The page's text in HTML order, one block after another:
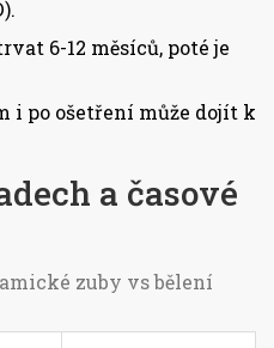
6-12 měsíců, poté je
i po ošetření může dojít k
a časové
zuby vs bělení